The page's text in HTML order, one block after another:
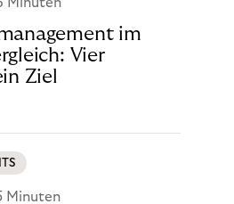
im
Vier
Ziel
Minuten